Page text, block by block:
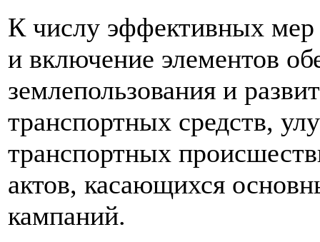
К числу эффективных мер
и включение элементов
землепользования и
транспортных средств,
транспортных
актов, касающихся
кампаний.